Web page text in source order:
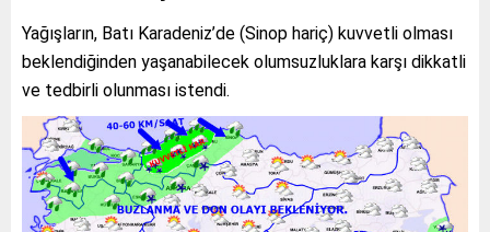
Yağışların, Batı Karadeniz’de (Sinop hariç) kuvvetli olması
beklendiğinden yaşanabilecek olumsuzluklara karşı dikkatli
ve tedbirli olunması istendi.